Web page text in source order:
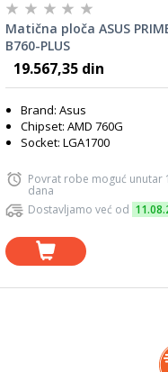
Matična ploča ASUS
B760-PLUS
19.567,35 din
Brand: Asus
Chipset: AMD 760G
Socket: LGA1700
Povrat robe moguć unutar
dana
Dostavljamo već od